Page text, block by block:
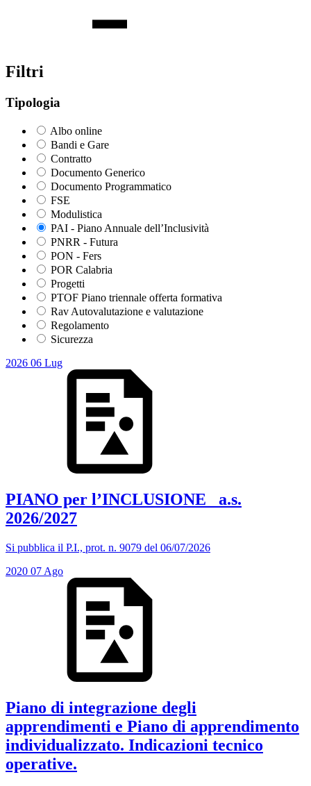
Filtri
Tipologia
Albo online
Bandi e Gare
Contratto
Documento Generico
Documento Programmatico
FSE
Modulistica
PAI - Piano Annuale dell’Inclusività
PNRR - Futura
PON - Fers
POR Calabria
Progetti
PTOF Piano triennale offerta formativa
Rav Autovalutazione e valutazione
Regolamento
Sicurezza
2026 06 Lug
PIANO per l’INCLUSIONE_ a.s.
2026/2027
Si pubblica il P.I., prot. n. 9079 del 06/07/2026
2020 07 Ago
Piano di integrazione degli
apprendimenti e Piano di apprendimento
individualizzato. Indicazioni tecnico
operative.